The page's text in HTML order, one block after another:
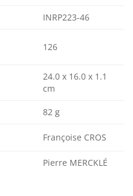
INRP223-46
126
24.0 x 16.0 x 1.1
cm
82 g
Françoise CROS
Pierre MERCKLÉ